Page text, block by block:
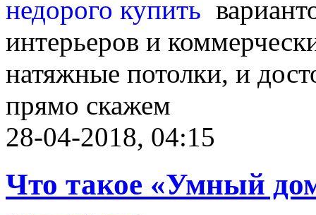
интерьеров и
натяжные потолки, и
прямо скажем
28-04-2018, 04:15
Что такое «Умный